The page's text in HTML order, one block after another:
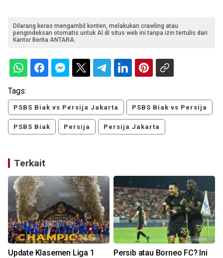
Dilarang keras mengambil konten, melakukan crawling atau
pengindeksan otomatis untuk AI di situs web ini tanpa izin tertulis dari
Kantor Berita ANTARA.
Tags:
PSBS Biak vs Persija Jakarta PSBS Biak vs Persija
PSBS Biak Persija Persija Jakarta
Terkait
Update Klasemen Liga 1
Persib atau Borneo FC? Ini